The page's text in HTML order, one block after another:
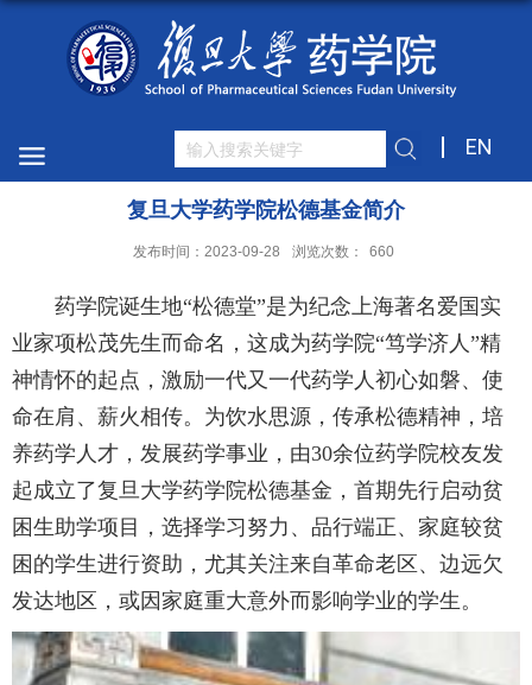
EN
复旦大学药学院松德基金简介
发布时间：2023-09-28 浏览次数： 660
药学院诞生地“松德堂”是为纪念上海著名爱国实
业家项松茂先生而命名，这成为药学院“笃学济人”精
神情怀的起点，激励一代又一代药学人初心如磐、使
命在肩、薪火相传。为饮水思源，传承松德精神，培
养药学人才，发展药学事业，由30余位药学院校友发
起成立了复旦大学药学院松德基金，首期先行启动贫
困生助学项目，选择学习努力、品行端正、家庭较贫
困的学生进行资助，尤其关注来自革命老区、边远欠
发达地区，或因家庭重大意外而影响学业的学生。